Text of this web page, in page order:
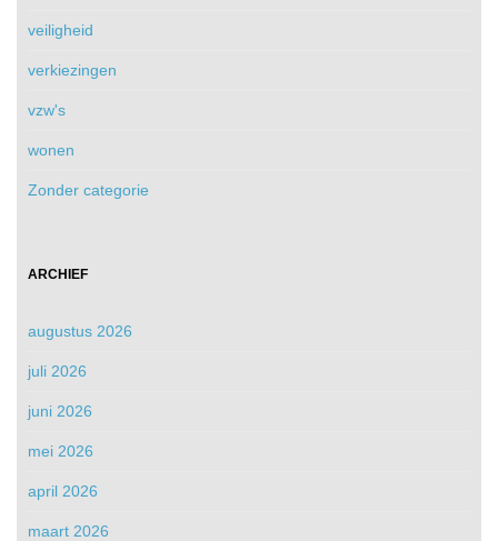
veiligheid
verkiezingen
vzw's
wonen
Zonder categorie
ARCHIEF
augustus 2026
juli 2026
juni 2026
mei 2026
april 2026
maart 2026